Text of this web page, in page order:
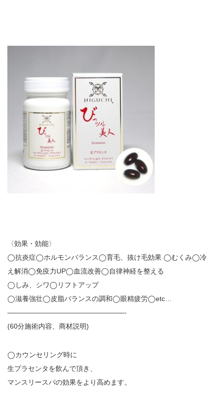
〈効果・効能〉
◯抗炎症◯ホルモンバランス◯育毛、抜け毛効果 ◯むくみ◯冷
え解消◯免疫力UP◯血流改善◯自律神経を整える
◯しみ、シワ◯リフトアップ
◯滋養強壮◯皮脂バランスの調和◯眼精疲労◯etc…
—————————————————-
(60分施術内容、商材説明)
◯カウンセリング時に
生プラセンタを飲んで頂き、
マンスリースパの効果をより高めます。